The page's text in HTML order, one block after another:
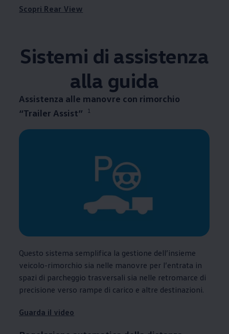
Scopri Rear View
Sistemi di assistenza
alla guida
Assistenza alle manovre con rimorchio
“Trailer Assist”
1
Questo sistema semplifica la gestione dell’insieme
veicolo-rimorchio sia nelle manovre per l’entrata in
spazi di parcheggio trasversali sia nelle retromarce di
precisione verso rampe di carico e altre destinazioni.
Guarda il video